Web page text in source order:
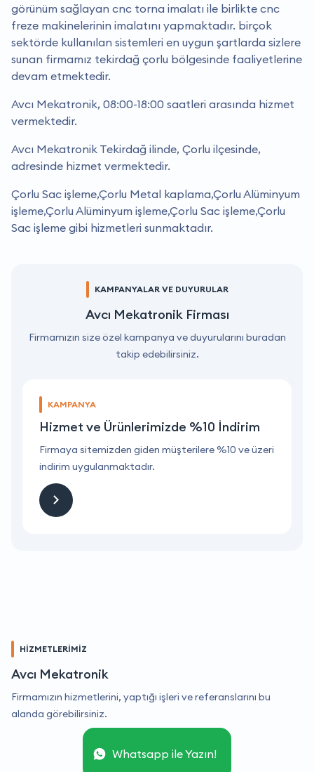
görünüm sağlayan cnc torna imalatı ile birlikte cnc
freze makinelerinin imalatını yapmaktadır. birçok
sektörde kullanılan sistemleri en uygun şartlarda sizlere
sunan firmamız tekirdağ çorlu bölgesinde faaliyetlerine
devam etmektedir.
Avcı Mekatronik, 08:00-18:00 saatleri arasında hizmet
vermektedir.
Avcı Mekatronik Tekirdağ ilinde, Çorlu ilçesinde,
adresinde hizmet vermektedir.
Çorlu Sac işleme,Çorlu Metal kaplama,Çorlu Alüminyum
işleme,Çorlu Alüminyum işleme,Çorlu Sac işleme,Çorlu
Sac işleme gibi hizmetleri sunmaktadır.
KAMPANYALAR VE DUYURULAR
Avcı Mekatronik Firması
Firmamızın size özel kampanya ve duyurularını buradan
takip edebilirsiniz.
KAMPANYA
Hizmet ve Ürünlerimizde %10 İndirim
Firmaya sitemizden giden müşterilere %10 ve üzeri
indirim uygulanmaktadır.
HİZMETLERİMİZ
Avcı Mekatronik
Firmamızın hizmetlerini, yaptığı işleri ve referanslarını bu
alanda görebilirsiniz.
Whatsapp ile Yazın!